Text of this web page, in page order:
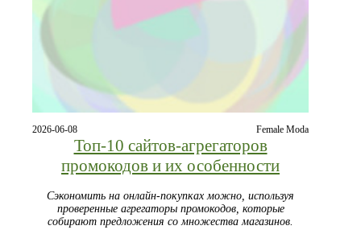
2026-06-08 Female Moda
Топ‑10 сайтов‑агрегаторов
промокодов и их особенности
Сэкономить на онлайн‑покупках можно, используя
проверенные агрегаторы промокодов, которые
собирают предложения со множества магазинов.